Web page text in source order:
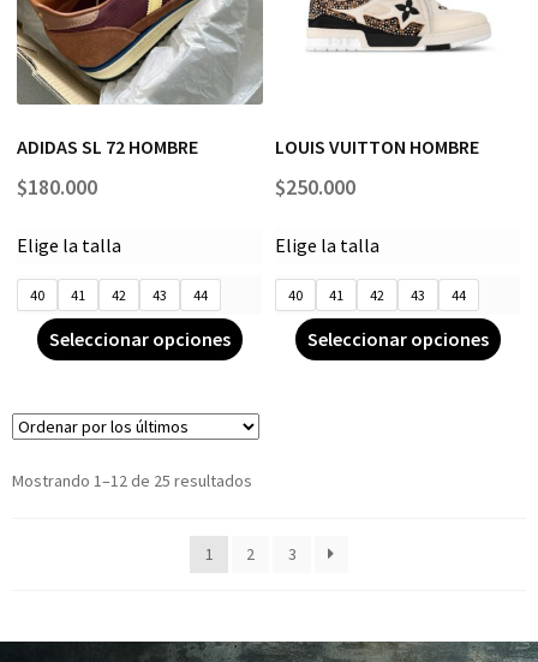
ADIDAS SL 72 HOMBRE
$180.000
Elige la talla
40 41 42 43 44
Seleccionar opciones
LOUIS VUITTON HOMBRE
$250.000
Elige la talla
40 41 42 43 44
Seleccionar opciones
Mostrando 1–12 de 25 resultados
1 2 3